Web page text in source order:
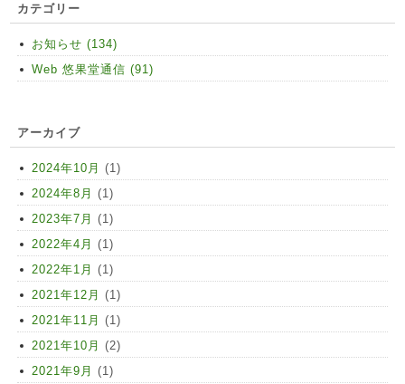
カテゴリー
お知らせ (134)
Web 悠果堂通信 (91)
アーカイブ
2024年10月 (1)
2024年8月 (1)
2023年7月 (1)
2022年4月 (1)
2022年1月 (1)
2021年12月 (1)
2021年11月 (1)
2021年10月 (2)
2021年9月 (1)